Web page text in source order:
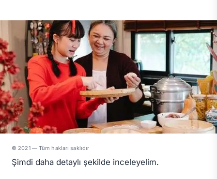
© 2021 — Tüm hakları saklıdır
Şimdi daha detaylı şekilde inceleyelim.